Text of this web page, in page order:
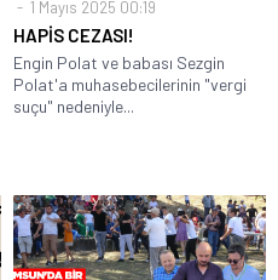
1 Mayıs 2025 00:19
HAPİS CEZASI!
Engin Polat ve babası Sezgin
Polat'a muhasebecilerinin "vergi
suçu" nedeniyle...